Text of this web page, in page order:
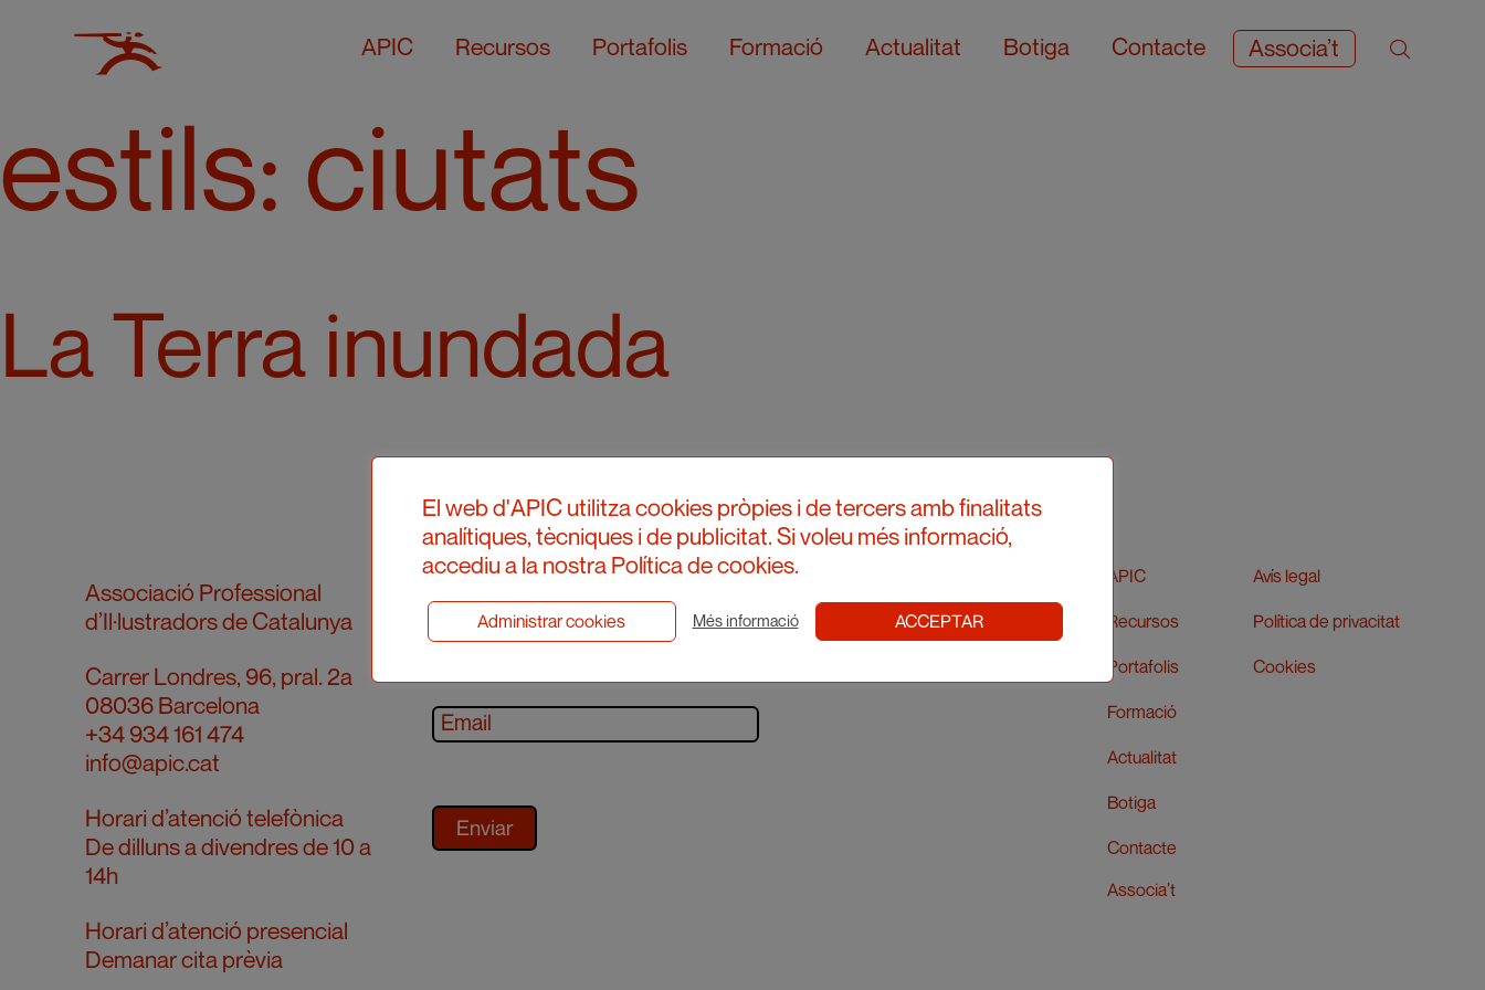
APIC Recursos Portafolis Formació Actualitat Botiga Contacte Associa’t
estils: ciutats
La Terra inundada
Associació Professional
d’Il·lustradors de Catalunya
Carrer Londres, 96, pral. 2a
08036 Barcelona
+34 934 161 474
info@apic.cat
Horari d’atenció telefònica
De dilluns a divendres de 10 a
14h
Horari d’atenció presencial
Demanar cita prèvia
APIC
Recursos
Portafolis
Formació
Actualitat
Botiga
Contacte
Associa’t
Avís legal
Política de privacitat
Cookies
El web d'APIC utilitza cookies pròpies i de tercers amb finalitats
analítiques, tècniques i de publicitat. Si voleu més informació,
accediu a la nostra Política de cookies.
Administrar cookies Més informació ACCEPTAR